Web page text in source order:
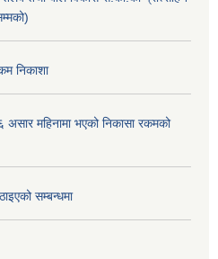
निकाशा
असार महिनामा भएको निकासा रकमको
सम्बन्धमा